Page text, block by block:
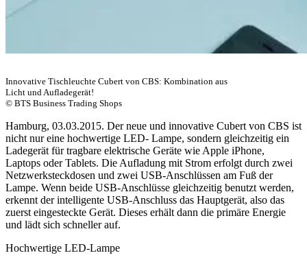
Innovative Tischleuchte Cubert von CBS: Kombination aus
Licht und Aufladegerät!
© BTS Business Trading Shops
Hamburg, 03.03.2015. Der neue und innovative Cubert von CBS ist
nicht nur eine hochwertige LED- Lampe, sondern gleichzeitig ein
Ladegerät für tragbare elektrische Geräte wie Apple iPhone,
Laptops oder Tablets. Die Aufladung mit Strom erfolgt durch zwei
Netzwerksteckdosen und zwei USB-Anschlüssen am Fuß der
Lampe. Wenn beide USB-Anschlüsse gleichzeitig benutzt werden,
erkennt der intelligente USB-Anschluss das Hauptgerät, also das
zuerst eingesteckte Gerät. Dieses erhält dann die primäre Energie
und lädt sich schneller auf.
Hochwertige LED-Lampe